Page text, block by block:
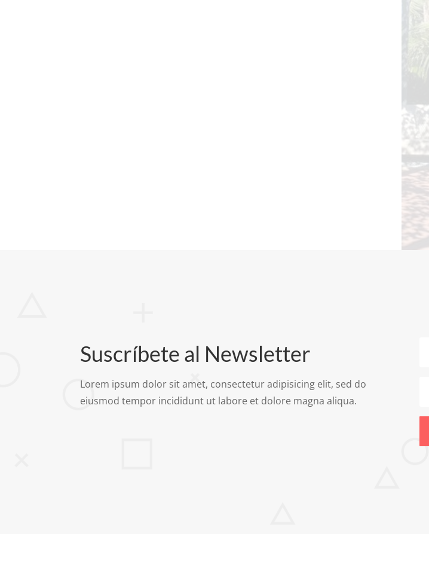
Suscríbete al Newsletter
Lorem ipsum dolor sit amet, consectetur adipisicing elit, sed do
eiusmod tempor incididunt ut labore et dolore magna aliqua.